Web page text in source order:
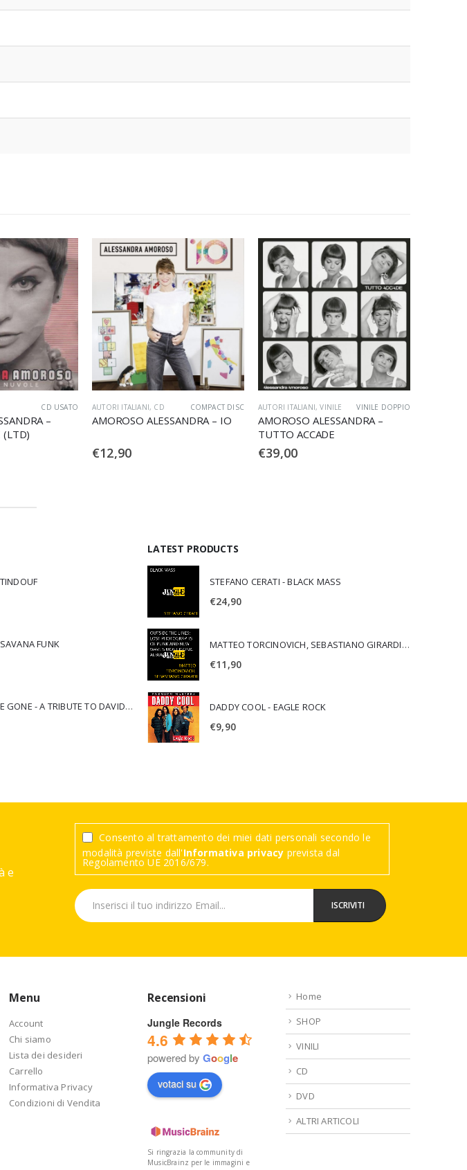
CD USATO
–
(LTD)
COMPACT DISC
AUTORI ITALIANI, CD
AMOROSO ALESSANDRA – IO
€12,90
VINILE DOPPIO
AUTORI ITALIANI,VINILE
AMOROSO ALESSANDRA –
TUTTO ACCADE
€39,00
FUNK
AAVV LONG TIME GONE - A TRIBUTE TO DAVID CROSBY
LATEST PRODUCTS
STEFANO CERATI - BLACK MASS
€24,90
MATTEO TORCINOVICH, SEBASTIANO GIRARDI - OUTSIDE THE LINES: LOST PHOTOGRAPHS OF PUNK AND NEW WAVE'S MOST ICONIC ALBUMS
€11,90
DADDY COOL - EAGLE ROCK
€9,90
e
Consento al trattamento dei miei dati personali secondo le
modalità previste dall'Informativa privacy prevista dal
Regolamento UE 2016/679.
Menu
Account
Chi siamo
Lista dei desideri
Carrello
Informativa Privacy
Condizioni di Vendita
Recensioni
Jungle Records
4.6
powered by Google
votaci su
Si ringrazia la community di
MusicBrainz per le immagini e
Home
SHOP
VINILI
CD
DVD
ALTRI ARTICOLI